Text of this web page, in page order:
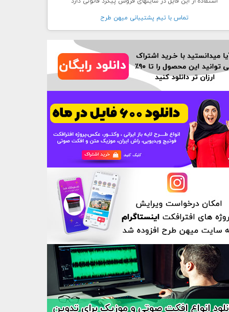
تماس با تيم پشتيبانی ميهن طرح